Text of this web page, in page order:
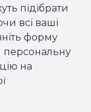
підібрати
всі ваші
форму
персональну
на